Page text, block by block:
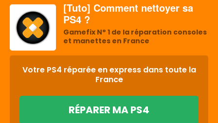
[Tuto] Comment nettoyer sa
PS4 ?
Gamefix N° 1 de la réparation consoles
et manettes en France
Votre PS4 réparée en express dans toute la
France
RÉPARER MA PS4